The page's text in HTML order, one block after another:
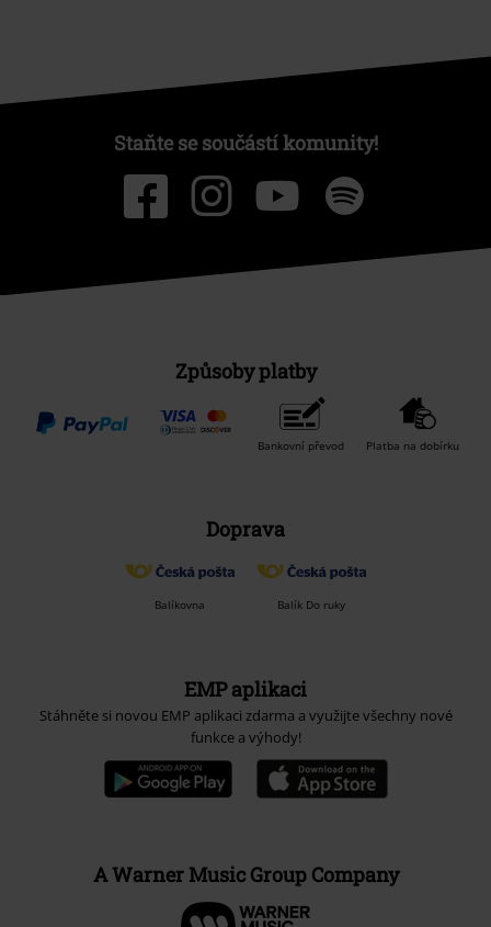
Staňte se součástí komunity!
Způsoby platby
Bankovní převod Platba na dobírku
Doprava
Balíkovna Balík Do ruky
EMP aplikaci
Stáhněte si novou EMP aplikaci zdarma a využijte všechny nové
funkce a výhody!
A Warner Music Group Company